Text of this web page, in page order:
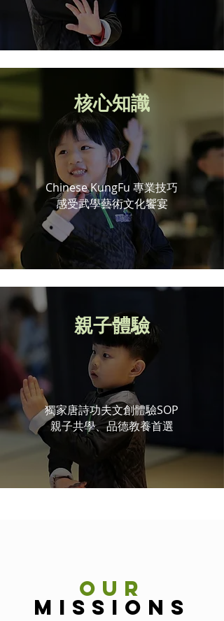
核心知識
Chinese KungFu 專業技巧
感受武學藝術文化饗宴
​親子體驗
獨家唐詩功夫文創體驗SOP
親子共學、品德教養首選
OUR
missions